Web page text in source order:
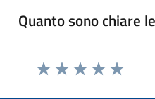
Quanto sono chiare